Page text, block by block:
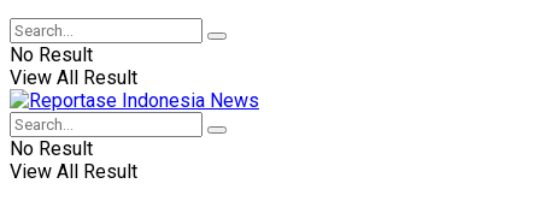
No Result
View All Result
No Result
View All Result